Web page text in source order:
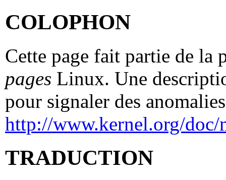
COLOPHON
Cette page fait partie de
pages Linux. Une
pour signaler des
http://www.kernel.org/doc/
TRADUCTION